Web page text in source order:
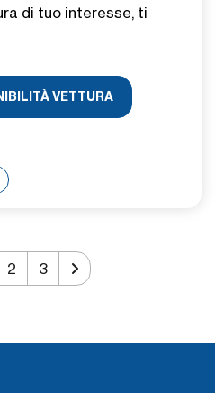
di tuo interesse, ti
VETTURA
2 3